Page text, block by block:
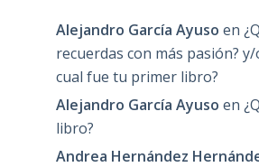
Alejandro García Ayuso en
recuerdas con más pasión? y/
cual fue tu primer libro?
Alejandro García Ayuso en
libro?
Andrea Hernández